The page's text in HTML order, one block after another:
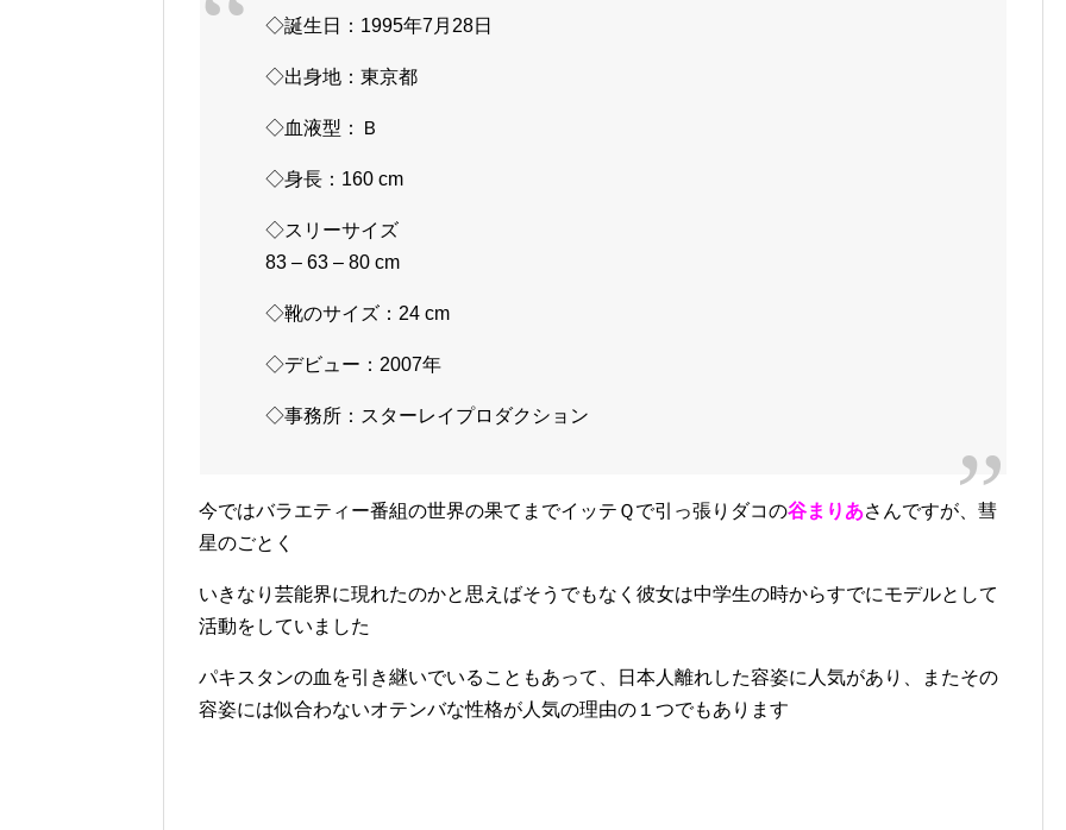
◇誕生日：1995年7月28日
◇出身地：東京都
◇血液型：Ｂ
◇身長：160 cm
◇スリーサイズ
83 – 63 – 80 cm
◇靴のサイズ：24 cm
◇デビュー：2007年
◇事務所：スターレイプロダクション
今ではバラエティー番組の世界の果てまでイッテＱで引っ張りダコの谷まりあさんですが、彗
星のごとく
いきなり芸能界に現れたのかと思えばそうでもなく彼女は中学生の時からすでにモデルとして
活動をしていました
パキスタンの血を引き継いでいることもあって、日本人離れした容姿に人気があり、またその
容姿には似合わないオテンバな性格が人気の理由の１つでもあります